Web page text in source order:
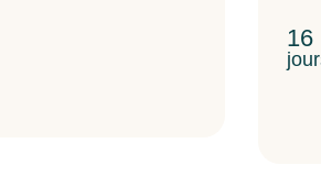
16